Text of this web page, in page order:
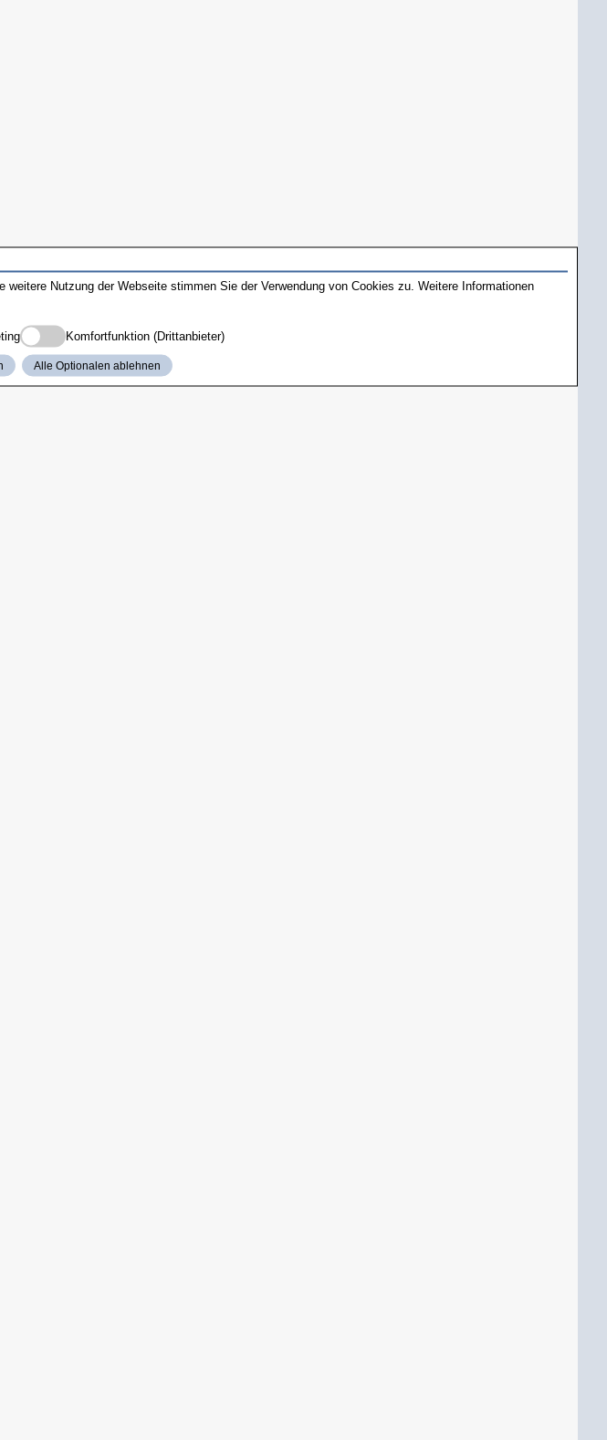
Nutzung der Webseite stimmen Sie der Verwendung von Cookies zu. Weitere Informationen
Komfortfunktion (Drittanbieter)
Alle Optionalen ablehnen